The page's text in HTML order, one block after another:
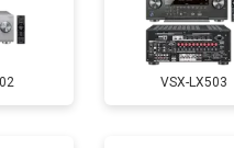
VSX-LX503